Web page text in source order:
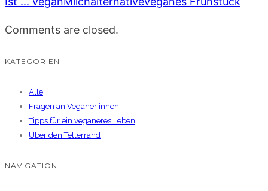
Comments are closed.
KATEGORIEN
Alle
Fragen an Veganer:innen
Tipps für ein veganeres Leben
Über den Tellerrand
NAVIGATION